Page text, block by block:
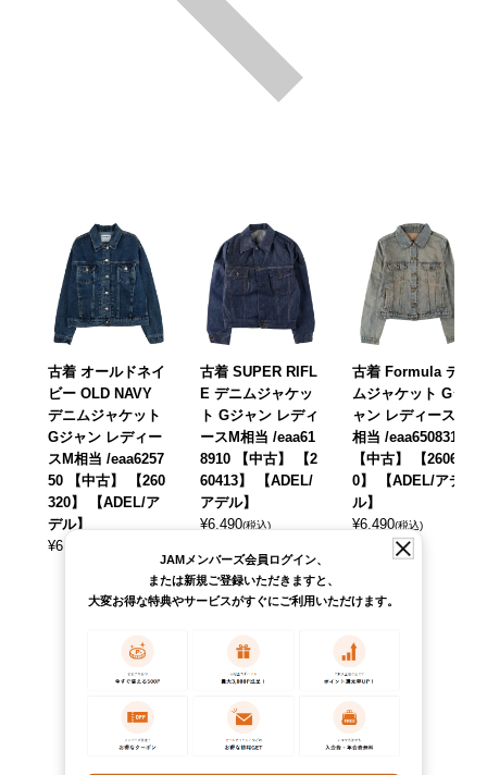
古着 オールドネイ
ビー OLD NAVY
デニムジャケット
Gジャン レディー
スM相当 /eaa6257
50 【中古】 【260
320】 【ADEL/ア
デル】
¥6,490
古着 SUPER RIFL
E デニムジャケッ
ト Gジャン レディ
ースM相当 /eaa61
8910 【中古】 【2
60413】 【ADEL/
アデル】
¥6,490(税込)
古着 Formula デニ
ムジャケット Gジ
ャン レディースM
相当 /eaa650831
【中古】 【26062
0】 【ADEL/アデ
ル】
¥6,490(税込)
JAMメンバーズ会員ログイン、
または新規ご登録いただきますと、
大変お得な特典やサービスがすぐにご利用いただけます。